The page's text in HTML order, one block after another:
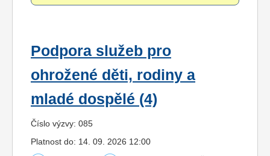
Podpora služeb pro
ohrožené děti, rodiny a
mladé dospělé (4)
Číslo výzvy: 085
Platnost do: 14. 09. 2026 12:00